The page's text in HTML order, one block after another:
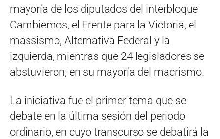
mayoría de los diputados del interbloque
Cambiemos, el Frente para la Victoria, el
massismo, Alternativa Federal y la
izquierda, mientras que 24 legisladores se
abstuvieron, en su mayoría del macrismo.
La iniciativa fue el primer tema que se
debate en la última sesión del periodo
ordinario, en cuyo transcurso se debatirá la